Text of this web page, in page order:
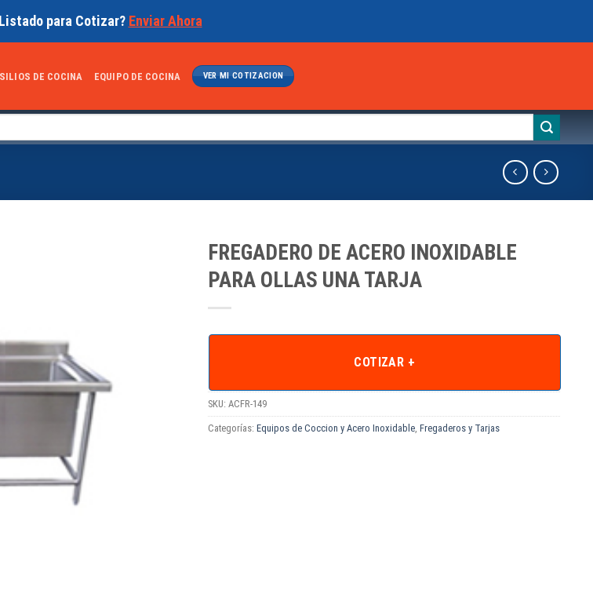
para Cotizar? Enviar Ahora
DE COCINA EQUIPO DE COCINA VER MI COTIZACION
FREGADERO DE ACERO INOXIDABLE
PARA OLLAS UNA TARJA
COTIZAR +
SKU: ACFR-149
Categorías: Equipos de Coccion y Acero Inoxidable, Fregaderos y Tarjas